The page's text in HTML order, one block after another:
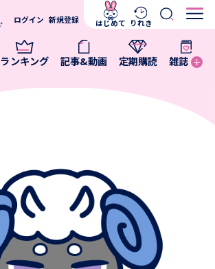
ランキング 記事&動画 定期購読 雑誌
ログイン 新規登録 はじめて りれき